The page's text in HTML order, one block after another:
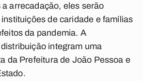
arrecadação, eles serão
de caridade e famílias
da pandemia. A
integram uma
da Prefeitura de João Pessoa e